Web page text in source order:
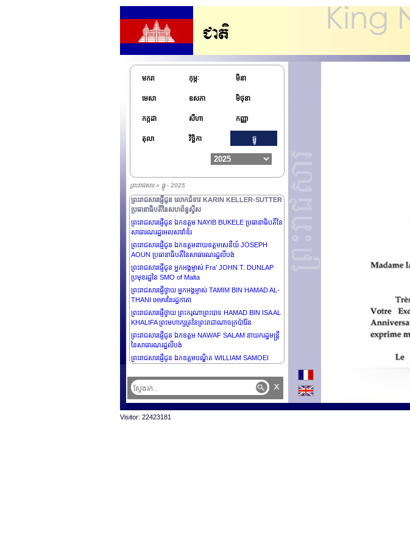
មករា កុម្ភៈ មីនា
មេសា ឧសភា មិថុនា
កក្កដា សីហា កញ្ញា
តុលា វិច្ឆិកា ធ្នូ
ព្រះរាជសារ » ធ្នូ - 2025
ព្រះរាជសារផ្ញើជូន ឯកឧត្តមនាយឧត្តមសេនីយ៍ជាន់ខ្ពស់ MIN
AUNG HLAING ប្រធានាធិបតីស្តីទី នៃសាធារណរដ្ឋ
ព្រះរាជសារផ្ញើជូន ឯកឧត្តម MIGUEL DÍAZ-CANEL
BERMÚDEZ ប្រធានាធិបតីនៃសាធារណរដ្ឋគុយបា
ប្រធានាធិបតីនៃសាធារណរដ្ឋក្រូអាស៊ី
នៃសាធារណរដ្ឋកូរ៉េ និងលោកជំទាវទី ១ KIM HEA KYUNG
ព្រះរាជសារផ្ញើជូន ឯកឧត្តម EDGARS RINKĒVIČS
ប្រធានាធិបតីនៃសាធារណរដ្ឋឡេតូនី
ព្រះរាជសារផ្ញើជូន ឯកឧត្តម MIKHEIL KAVELASHVILI
ព្រះរាជសារផ្ញើជូន លោកជំទាវ MARY MAY SIMON អគ្គ
ទេសាភិបាល នៃប្រទេសកាណាដា
ព្រះរាជសារផ្ញើជូន លោកជំទាវ KARIN KELLER-SUTTER
ប្រធានាធិបតីនៃសហព័ន្ធស្វីស
ព្រះរាជសារផ្ញើជូន ឯកឧត្តម NAYIB BUKELE ប្រធានាធិបតីនៃ
សាធារណរដ្ឋអេលសាវ៉ាឌ័រ
ព្រះរាជសារផ្ញើជូន ឯកឧត្តមនាយឧត្តមសេនីយ៍ JOSEPH
AOUN ប្រធានាធិបតីនៃសាធារណរដ្ឋលីបង់
ព្រះរាជសារផ្ញើជូន អ្នកអង្គម្ចាស់ Fra’ JOHN T. DUNLAP
ប្រមុខរដ្ឋនៃ SMO of Malta
ព្រះរាជសារផ្ញើថ្វាយ អ្នកអង្គម្ចាស់ TAMIM BIN HAMAD AL-
THANI អេមារនៃរដ្ឋកាតា
ព្រះរាជសារផ្ញើថ្វាយ ព្រះករុណាព្រះបាទ HAMAD BIN ISA AL
KHALIFA ព្រះមហាក្សត្រនៃព្រះរាជាណាចក្រប៉ារ៉ែន
ព្រះរាជសារផ្ញើជូន ឯកឧត្តម NAWAF SALAM នាយករដ្ឋមន្ត្រី
នៃសាធារណរដ្ឋលីបង់
ព្រះរាជសារផ្ញើជូន ឯកឧត្តមបណ្ឌិត WILLIAM SAMOEI
នៃកងកម្លាំងការពារនៃសាធារណរដ្ឋកេនយ៉ា
ព្រះរាជសារផ្ញើជូន ឯកឧត្តមបណ្ឌិត WILLIAM SAMOEI
RUTO, PhD., C.G.H., ប្រធានាធិបតី និងជាអគ្គមេបញ្ជាការ
នៃកងកម្លាំងការពារនៃសាធារណរដ្ឋកេនយ៉ា
x
Visitor: 22423181